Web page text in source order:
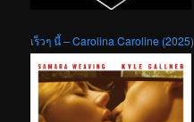
เร็วๆ นี้ – Carolina Caroline (2025)